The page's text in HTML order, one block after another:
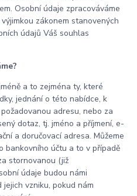
Osobní údaje zpracováváme
zákonem stanovených
údajů Váš souhlas
a to zejména ty, které
jednání o této nabídce, k
adresu, nebo za
dotaz, tj. jméno a příjmení, e-
a doručovací adresa. Můžeme
bankovního účtu a to v případě
stornovanou (již
údaje budou námi
vzniku, pokud nám